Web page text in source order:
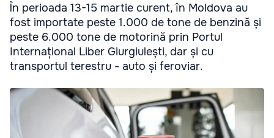
În perioada 13-15 martie curent, în Moldova au
fost importate peste 1.000 de tone de benzină și
peste 6.000 tone de motorină prin Portul
Internațional Liber Giurgiulești, dar și cu
transportul terestru - auto și feroviar.